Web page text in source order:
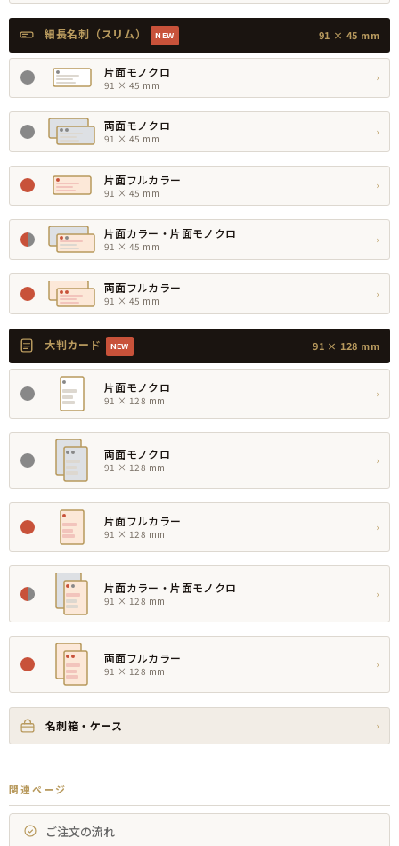
細長名刺（スリム） NEW 91 × 45 mm
片面モノクロ
91 × 45 mm
›
両面モノクロ
91 × 45 mm
›
片面フルカラー
91 × 45 mm
›
片面カラー・片面モノクロ
91 × 45 mm
›
両面フルカラー
91 × 45 mm
›
大判カード NEW 91 × 128 mm
片面モノクロ
91 × 128 mm
›
両面モノクロ
91 × 128 mm
›
片面フルカラー
91 × 128 mm
›
片面カラー・片面モノクロ
91 × 128 mm
›
両面フルカラー
91 × 128 mm
›
名刺箱・ケース ›
関連ページ
ご注文の流れ